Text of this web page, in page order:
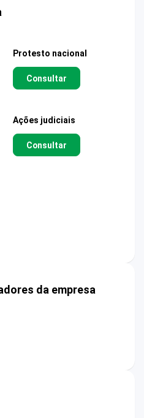
Protesto nacional
Consultar
Ações judiciais
Consultar
da empresa